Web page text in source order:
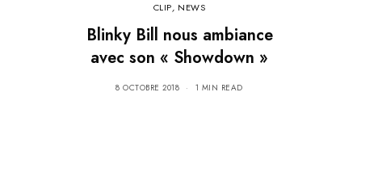
CLIP, NEWS
Blinky Bill nous ambiance
avec son « Showdown »
8 OCTOBRE 2018 1 MIN READ